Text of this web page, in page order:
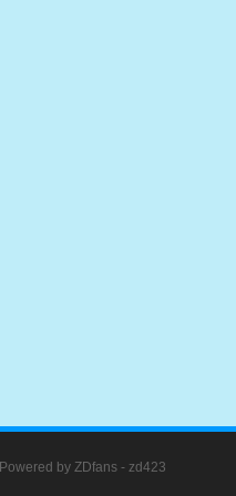
Powered by ZDfans - zd423